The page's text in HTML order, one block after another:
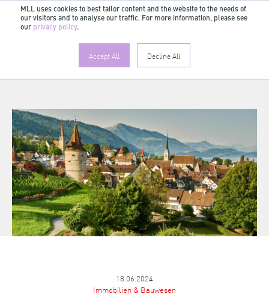
MLL uses cookies to best tailor content and the website to the needs of
our visitors and to analyse our traffic. For more information, please see
our privacy policy.
Accept All Decline All
DE
18.06.2024
Immobilien & Bauwesen